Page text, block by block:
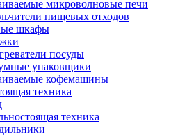
микроволновые печи
пищевых отходов
шкафы
посуды
упаковщики
кофемашины
техника
техника